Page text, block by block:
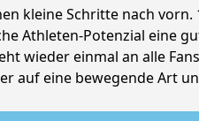
kleine Schritte nach
Athleten-Potenzial eine
wieder einmal an alle
auf eine bewegende Art